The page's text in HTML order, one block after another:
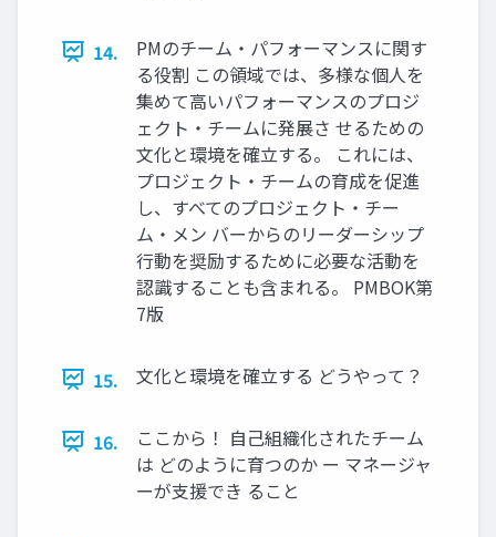
14.
PMのチーム・パフォーマンスに関す
る役割 この領域では、多様な個人を
集めて高いパフォーマンスのプロジ
ェクト・チームに発展さ せるための
文化と環境を確立する。 これには、
プロジェクト・チームの育成を促進
し、すべてのプロジェクト・チー
ム・メン バーからのリーダーシップ
行動を奨励するために必要な活動を
認識することも含まれる。 PMBOK第
7版
15. 文化と環境を確立する どうやって？
16.
ここから！ 自己組織化されたチーム
は どのように育つのか ー マネージャ
ーが支援でき ること